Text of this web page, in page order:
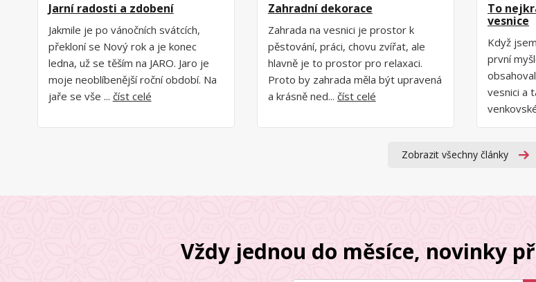
Jarní radosti a zdobení
Jakmile je po vánočních svátcích,
překloní se Nový rok a je konec
ledna, už se těším na JARO. Jaro je
moje neoblíbenější roční období. Na
jaře se vše ... číst celé
Zahradní dekorace
Zahrada na vesnici je prostor k
pěstování, práci, chovu zvířat, ale
hlavně je to prostor pro relaxaci.
Proto by zahrada měla být upravená
a krásně ned... číst celé
To
vesnice
Když
první
vesnici a
Zobrazit všechny články
Vždy jednou do měsíce, novinky